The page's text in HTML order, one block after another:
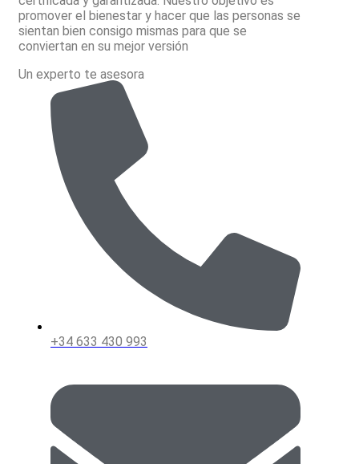
promover el bienestar y hacer que las personas se
sientan bien consigo mismas para que se
conviertan en su mejor versión
Un experto te asesora
+34 633 430 993